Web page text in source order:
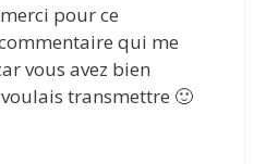
pour ce
qui me
vous avez bien
transmettre 🙂